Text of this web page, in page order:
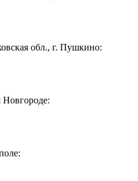
обл., г. Пушкино: